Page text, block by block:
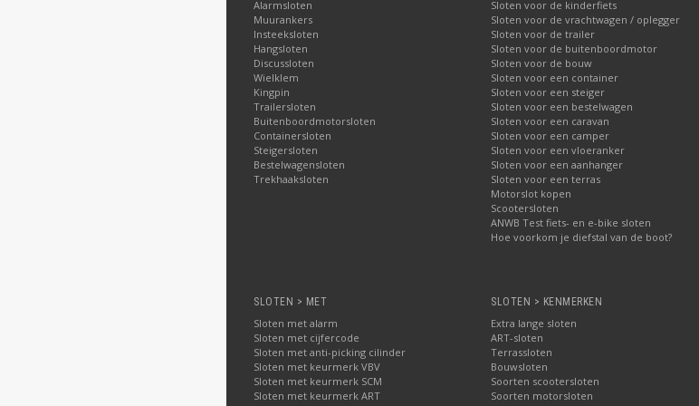
Alarmsloten
Muurankers
Insteeksloten
Hangsloten
Discussloten
Wielklem
Kingpin
Trailersloten
Buitenboordmotorsloten
Containersloten
Steigersloten
Bestelwagensloten
Trekhaaksloten
Sloten voor de kinderfiets
Sloten voor de vrachtwagen / oplegger
Sloten voor de trailer
Sloten voor de buitenboordmotor
Sloten voor de bouw
Sloten voor een container
Sloten voor een steiger
Sloten voor een bestelwagen
Sloten voor een caravan
Sloten voor een camper
Sloten voor een vloeranker
Sloten voor een aanhanger
Sloten voor een terras
Motorslot kopen
Scootersloten
ANWB Test fiets- en e-bike sloten
Hoe voorkom je diefstal van de boot?
SLOTEN > MET
Sloten met alarm
Sloten met cijfercode
Sloten met anti-picking cilinder
Sloten met keurmerk VBV
Sloten met keurmerk SCM
Sloten met keurmerk ART
SLOTEN > KENMERKEN
Extra lange sloten
ART-sloten
Terrassloten
Bouwsloten
Soorten scootersloten
Soorten motorsloten